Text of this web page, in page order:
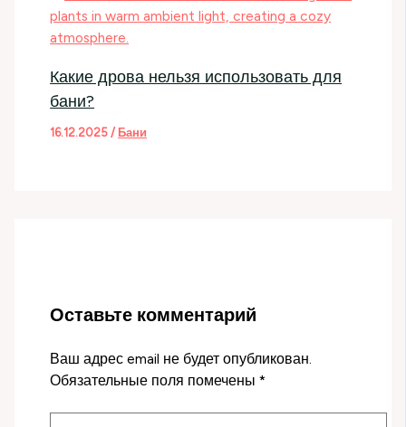
Какие дрова нельзя использовать для
бани?
16.12.2025 / Бани
Оставьте комментарий
Ваш адрес email не будет опубликован.
Обязательные поля помечены*